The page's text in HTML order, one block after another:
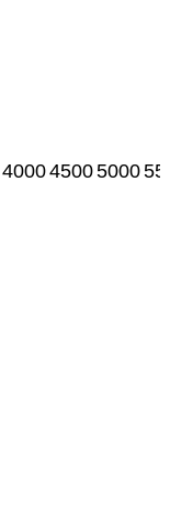
400045005000